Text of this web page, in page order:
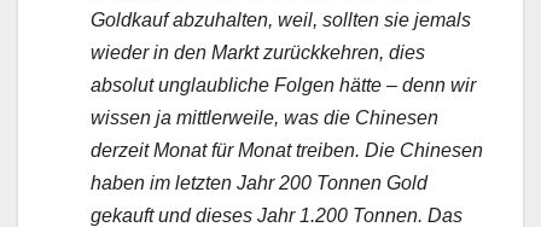
Goldkauf abzuhalten, weil, sollten sie jemals
wieder in den Markt zurückkehren, dies
absolut unglaubliche Folgen hätte – denn wir
wissen ja mittlerweile, was die Chinesen
derzeit Monat für Monat treiben. Die Chinesen
haben im letzten Jahr 200 Tonnen Gold
gekauft und dieses Jahr 1.200 Tonnen. Das